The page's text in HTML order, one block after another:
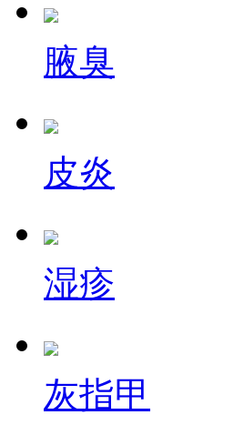
腋臭
皮炎
湿疹
灰指甲